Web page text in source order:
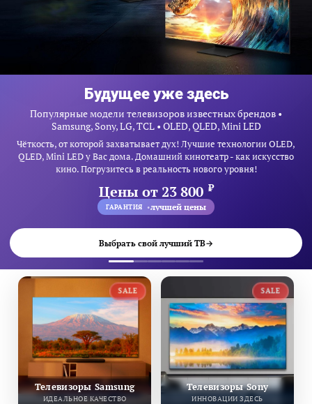
Будущее уже здесь
Популярные модели телевизоров известных брендов •
Samsung, Sony, LG, TCL • OLED, QLED, Mini LED
Чёткость, от которой захватывает дух! Лучшие технологии OLED,
QLED, Mini LED у Вас дома. Домашний кинотеатр - как искусство
кино. Погрузитесь в реальность нового уровня!
Цены от 23 800 ₽
ГАРАНТИЯ лучшей цены
Выбрать свой лучший ТВ→
SALE
Телевизоры Samsung
ИДЕАЛЬНОЕ КАЧЕСТВО
SALE
Телевизоры Sony
ИННОВАЦИИ ЗДЕСЬ